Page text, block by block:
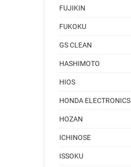
FUJIKIN
FUKOKU
GS CLEAN
HASHIMOTO
HIOS
HONDA ELECTRONICS
HOZAN
ICHINOSE
ISSOKU